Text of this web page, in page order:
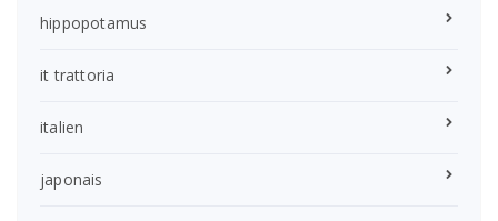
hippopotamus
it trattoria
italien
japonais